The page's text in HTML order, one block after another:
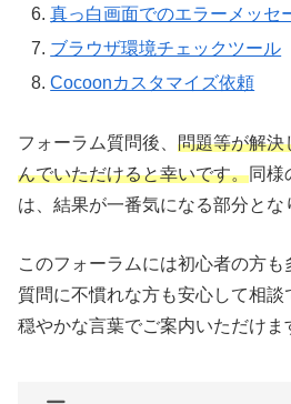
真っ白画面でのエラーメッセ
ブラウザ環境チェックツール
Cocoonカスタマイズ依頼
フォーラム質問後、 問題等が解決
んでいただけると幸いです。同様
は、結果が一番気になる部分とな
このフォーラムには初心者の方も
質問に不慣れな方も安心して相
穏やかな言葉でご案内いただけま